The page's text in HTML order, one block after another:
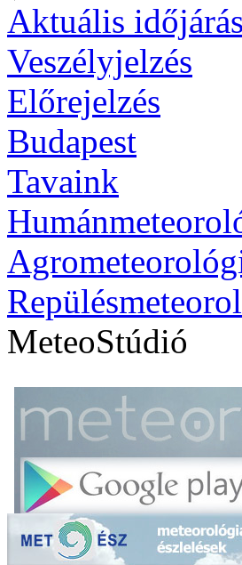
Aktuális időjárás
Veszélyjelzés
Előrejelzés
Budapest
Tavaink
MeteoStúdió